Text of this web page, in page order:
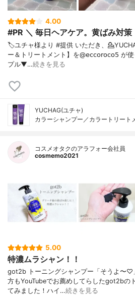
4.00
#PR ＼ 毎日ヘアケア。黄ばみ対策
🏷️ユチャ様より #提供 いただき、⁡
ー＆トリートメント】を@𝖾𝖼𝖼𝗈𝗋𝗈𝖼𝗈𝟧 が
プル⁡⁡▼…続きを見る
YUCHAG(ユチャ)
カラーシャンプー／カラートリート
コスメオタクのアラフォー会社員
cosmemo2021
5.00
特濃ムラシャン！！
got2b トーニングシャンプー「そうよ〜♡
方もYouTubeでお薦めしてらしたgot2bの
てみました！ハイ…続きを見る